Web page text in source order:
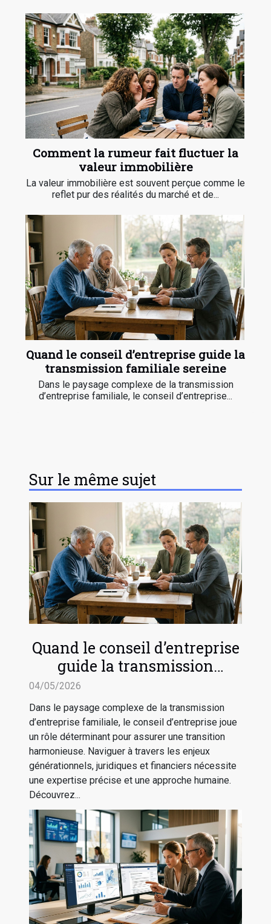
Comment la rumeur fait fluctuer la
valeur immobilière
La valeur immobilière est souvent perçue comme le
reflet pur des réalités du marché et de...
Quand le conseil d’entreprise guide la
transmission familiale sereine
Dans le paysage complexe de la transmission
d’entreprise familiale, le conseil d’entreprise...
Sur le même sujet
Quand le conseil d’entreprise
guide la transmission
familiale sereine
04/05/2026
Dans le paysage complexe de la transmission
d’entreprise familiale, le conseil d’entreprise joue
un rôle déterminant pour assurer une transition
harmonieuse. Naviguer à travers les enjeux
générationnels, juridiques et financiers nécessite
une expertise précise et une approche humaine.
Découvrez...